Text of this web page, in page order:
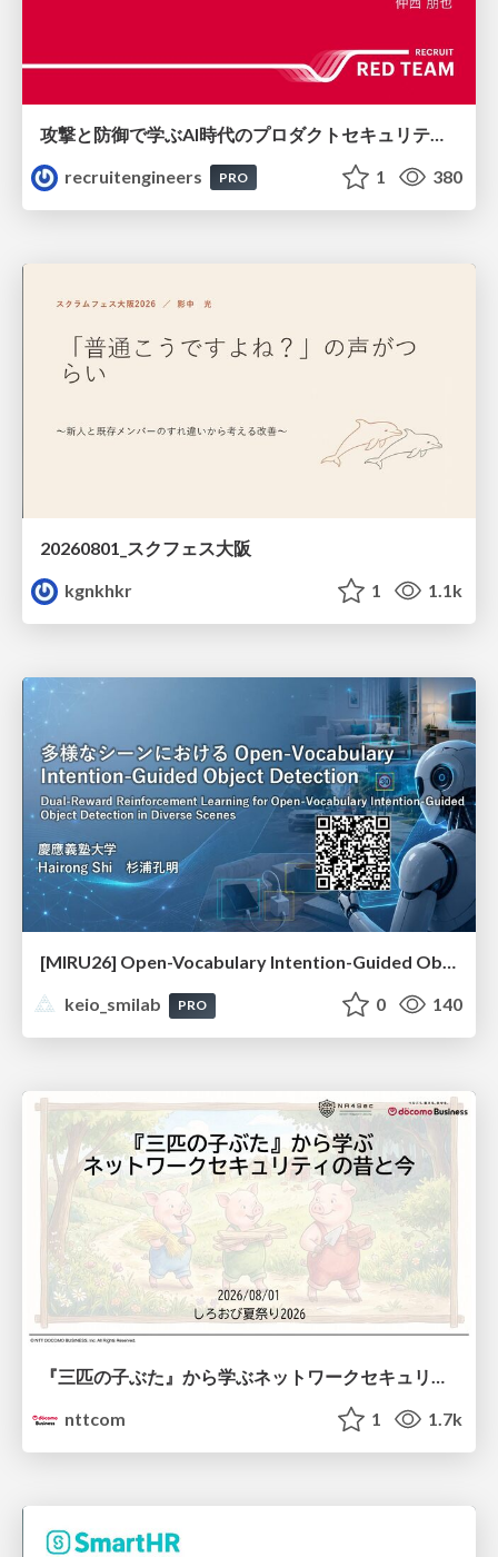
recruitengineers
PRO 1 380
20260801_スクフェス大阪
kgnkhkr
1 1.1k
[MIRU26] Open-Vocabulary Intention-Guided Object Detection in Diverse Scenes
keio_smilab
PRO 0 140
『三匹の子ぶた』から学ぶネットワークセキュリティの昔と今 / Network Security: Then and Now Through the Lens of The Three Little Pigs
nttcom
1 1.7k